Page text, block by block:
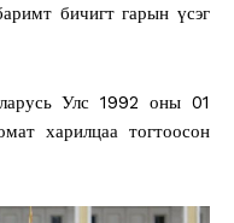
бичигт гарын үсэг
Улс 1992 оны 01
харилцаа тогтоосон